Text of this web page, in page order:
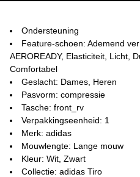
Ondersteuning
Feature-schoen: Ademend
AEROREADY, Elasticiteit, Licht,
Comfortabel
Geslacht: Dames, Heren
Pasvorm: compressie
Tasche: front_rv
Verpakkingseenheid: 1
Merk: adidas
Mouwlengte: Lange mouw
Kleur: Wit, Zwart
Collectie: adidas Tiro